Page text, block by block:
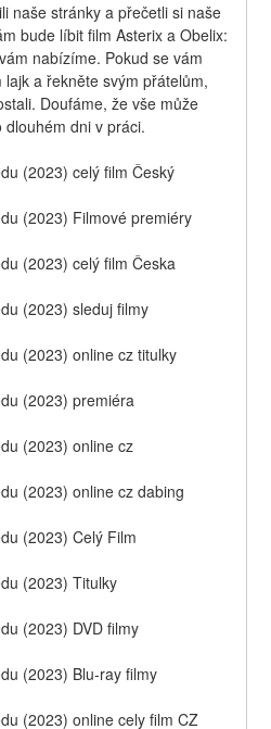
naše stránky a přečetli si naše
bude líbit film Asterix a Obelix:
nabízíme. Pokud se vám
a řekněte svým přátelům,
Doufáme, že vše může
dni v práci.
(2023) celý film Český
(2023) Filmové premiéry
(2023) celý film Česka
(2023) sleduj filmy
(2023) online cz titulky
(2023) premiéra
(2023) online cz
(2023) online cz dabing
(2023) Celý Film
(2023) Titulky
(2023) DVD filmy
(2023) Blu-ray filmy
(2023) online cely film CZ